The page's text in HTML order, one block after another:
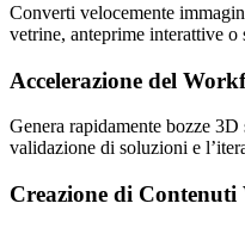
Converti velocemente
vetrine, anteprime interattive
Accelerazione del
Genera rapidamente bozze
validazione di soluzioni e
Creazione di